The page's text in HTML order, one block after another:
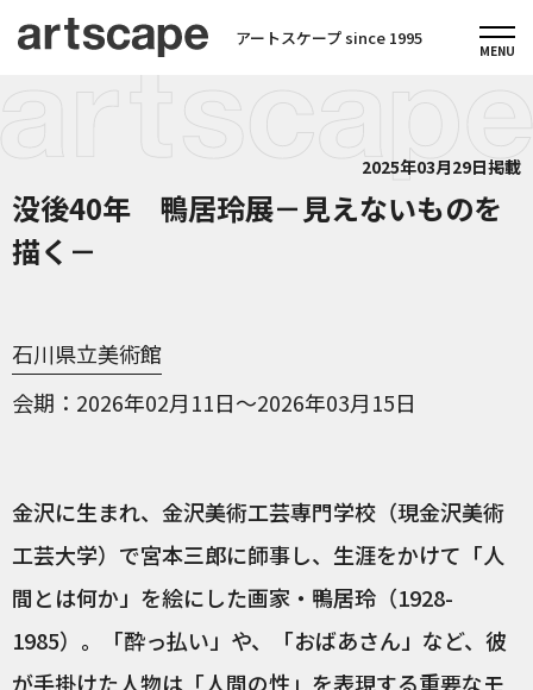
アートスケープ since 1995
2025年03月29日掲載
没後40年 鴨居玲展－見えないものを
描く－
石川県立美術館
会期
2026年02月11日～2026年03月15日
金沢に生まれ、金沢美術工芸専門学校（現金沢美術
工芸大学）で宮本三郎に師事し、生涯をかけて「人
間とは何か」を絵にした画家・鴨居玲（1928-
1985）。「酔っ払い」や、「おばあさん」など、彼
が手掛けた人物は「人間の性」を表現する重要なモ